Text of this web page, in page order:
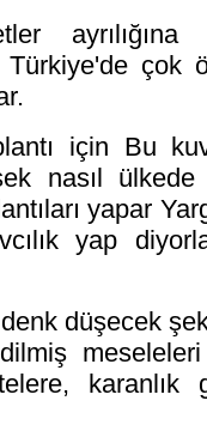
ayrılığına
Türkiye'de
için Bu
nasıl
yapar
yap
düşecek